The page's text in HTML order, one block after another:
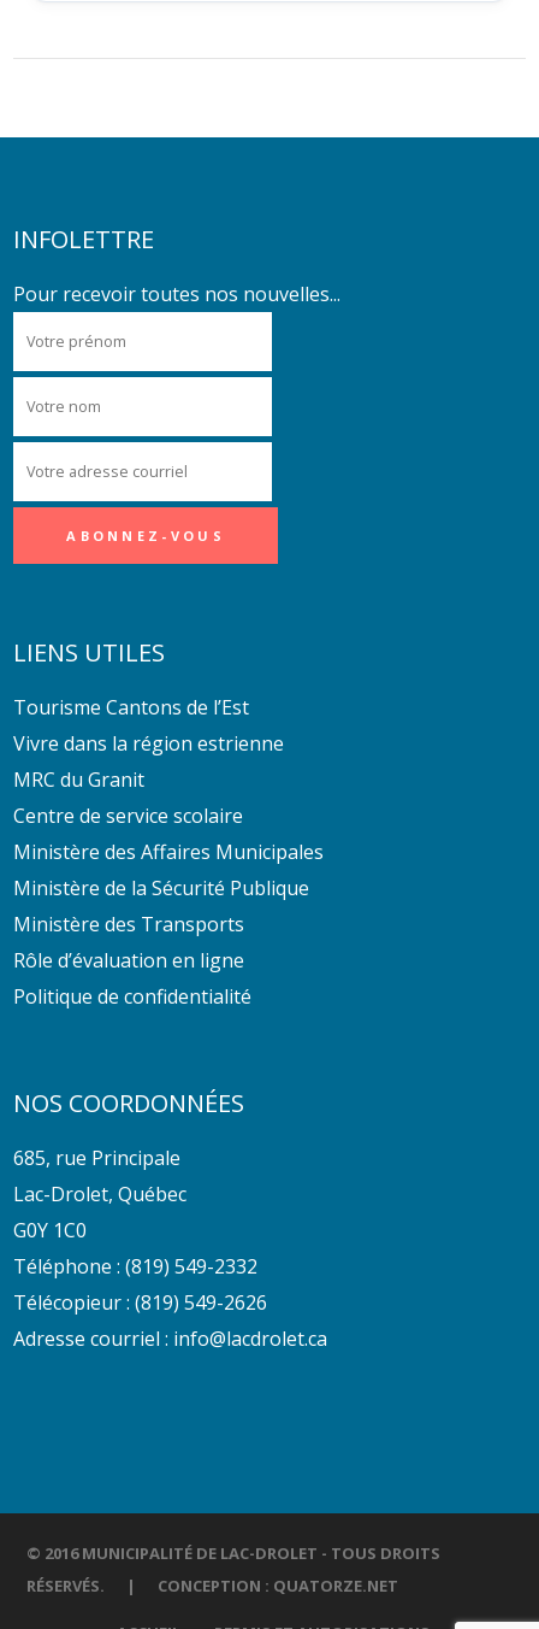
INFOLETTRE
Pour recevoir toutes nos nouvelles...
LIENS UTILES
Tourisme Cantons de l’Est
Vivre dans la région estrienne
MRC du Granit
Centre de service scolaire
Ministère des Affaires Municipales
Ministère de la Sécurité Publique
Ministère des Transports
Rôle d’évaluation en ligne
Politique de confidentialité
NOS COORDONNÉES
685, rue Principale
Lac-Drolet, Québec
G0Y 1C0
Téléphone :(819) 549-2332
Télécopieur : (819) 549-2626
Adresse courriel : info@lacdrolet.ca
© 2016 MUNICIPALITÉ DE LAC-DROLET - TOUS DROITS
RÉSERVÉS. | CONCEPTION : QUATORZE.NET